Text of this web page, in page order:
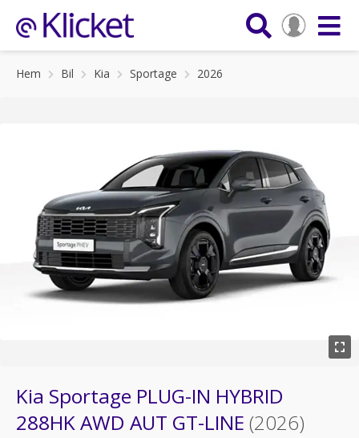
Hem Bil Kia Sportage 2026
Kia Sportage PLUG-IN HYBRID
288HK AWD AUT GT-LINE (2026)